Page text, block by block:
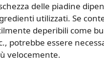
delle piadine
utilizzati. Se
deperibili come
potrebbe essere
velocemente.